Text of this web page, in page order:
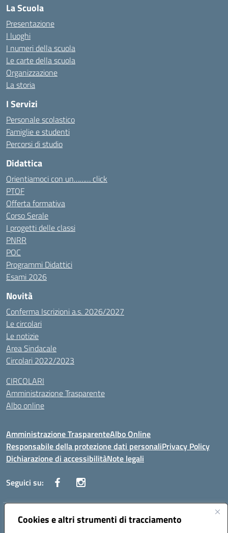
Cookies e altri strumenti di tracciamento
La Scuola
Presentazione
I luoghi
I numeri della scuola
Le carte della scuola
Organizzazione
La storia
I Servizi
Personale scolastico
Famiglie e studenti
Percorsi di studio
Didattica
Orientiamoci con un……… click
PTOF
Offerta formativa
Corso Serale
I progetti delle classi
PNRR
POC
Programmi Didattici
Esami 2026
Novità
Conferma Iscrizioni a.s. 2026/2027
Le circolari
Le notizie
Area Sindacale
Circolari 2022/2023
CIRCOLARI
Amministrazione Trasparente
Albo online
Amministrazione TrasparenteAlbo Online
Responsabile della protezione dati personaliPrivacy Policy
Dichiarazione di accessibilitàNote legali
Seguici su:
Indirizzo:Corso Vittorio Emanuele, 27 90133 - Palermo